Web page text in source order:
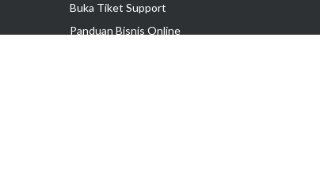
Buka Tiket Support
Panduan Bisnis Online